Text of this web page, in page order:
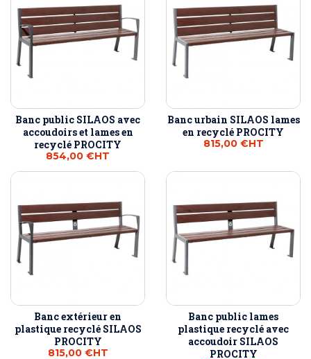
Banc public SILAOS avec
accoudoirs et lames en
recyclé PROCITY
854,00 €HT
Banc urbain SILAOS lames
en recyclé PROCITY
815,00 €HT
Banc extérieur en
plastique recyclé SILAOS
PROCITY
815,00 €HT
Banc public lames
plastique recyclé avec
accoudoir SILAOS
PROCITY